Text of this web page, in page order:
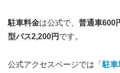
駐車料金は公式で、 普通車600
型バス2,200円 です。
公式アクセスページでは「 駐車